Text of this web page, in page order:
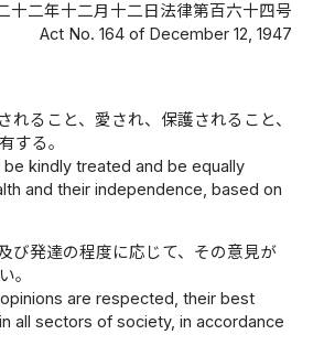
十二年十二月十二日法律第百六十四号
Act No. 164 of December 12, 1947
ること、愛され、保護されること、
する。
kindly treated and be equally
and their independence, based on
び発達の程度に応じて、その意見が
。
are respected, their best
all sectors of society, in accordance